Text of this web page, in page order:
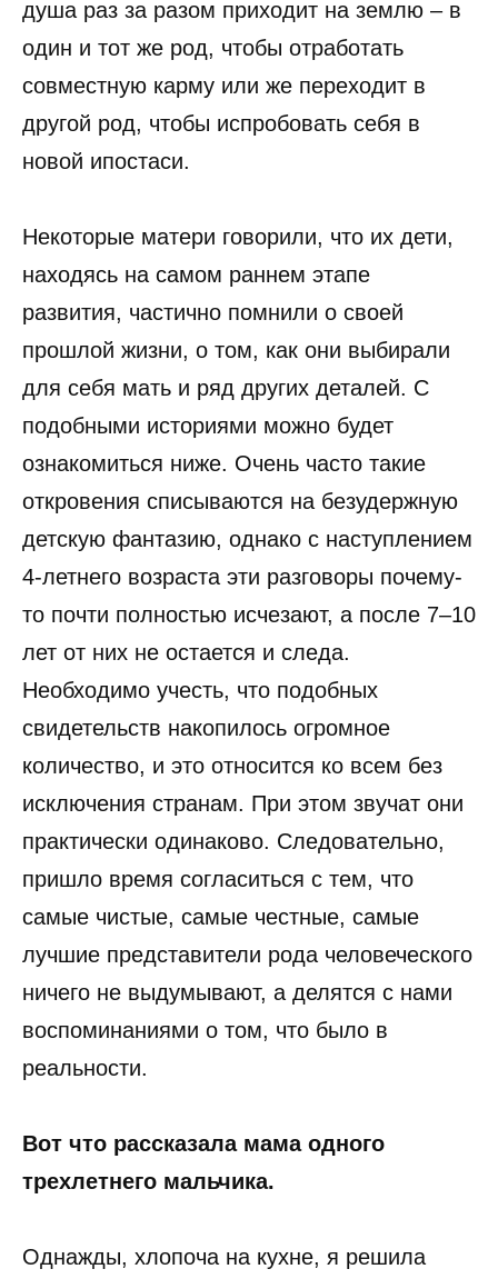
душа раз за разом приходит на землю – в
один и тот же род, чтобы отработать
совместную карму или же переходит в
другой род, чтобы испробовать себя в
новой ипостаси.
Некоторые матери говорили, что их дети,
находясь на самом раннем этапе
развития, частично помнили о своей
прошлой жизни, о том, как они выбирали
для себя мать и ряд других деталей. С
подобными историями можно будет
ознакомиться ниже. Очень часто такие
откровения списываются на безудержную
детскую фантазию, однако с наступлением
4-летнего возраста эти разговоры почему-
то почти полностью исчезают, а после 7–10
лет от них не остается и следа.
Необходимо учесть, что подобных
свидетельств накопилось огромное
количество, и это относится ко всем без
исключения странам. При этом звучат они
практически одинаково. Следовательно,
пришло время согласиться с тем, что
самые чистые, самые честные, самые
лучшие представители рода человеческого
ничего не выдумывают, а делятся с нами
воспоминаниями о том, что было в
реальности.
Вот что рассказала мама одного
трехлетнего мальчика.
Однажды, хлопоча на кухне, я решила